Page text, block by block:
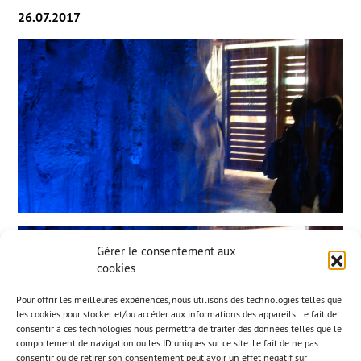
Gérer le consentement aux
cookies
Pour offrir les meilleures expériences, nous utilisons des technologies telles que
les cookies pour stocker et/ou accéder aux informations des appareils. Le fait de
consentir à ces technologies nous permettra de traiter des données telles que le
comportement de navigation ou les ID uniques sur ce site. Le fait de ne pas
consentir ou de retirer son consentement peut avoir un effet négatif sur
26.07.2017